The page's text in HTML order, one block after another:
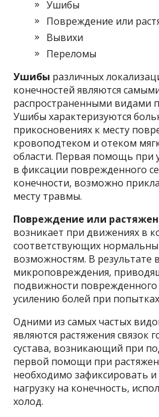
Ушибы
Повреждение или
Вывихи
Переломы
Ушибы различных
конечностей являются
распространенными видами
Ушибы характеризуются
прикосновениях к месту
кровоподтеком и отеком
области. Первая помощь при
в фиксации поврежденного
конечности, возможно
месту травмы.
Повреждение или
возникает при движениях в
соответствующих
возможностям. В результате
микроповреждения,
подвижности поврежденного
усилению болей при
Одними из самых частых
являются растяжения связок
сустава, возникающий при
первой помощи при
необходимо зафиксировать
нагрузку на конечность,
холод.